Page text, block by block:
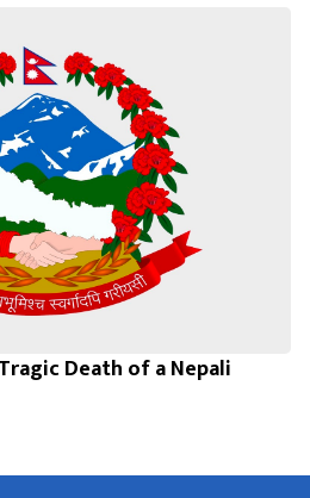
Death of a Nepali